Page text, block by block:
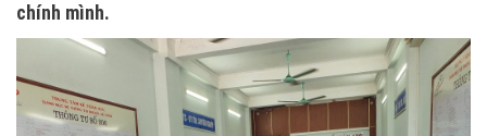
chính mình.